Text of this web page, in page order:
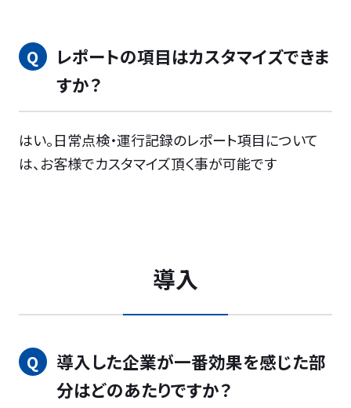
レポートの項目はカスタマイズできま
すか？
はい。日常点検・運行記録のレポート項目について
は、お客様でカスタマイズ頂く事が可能です
導入
導入した企業が一番効果を感じた部
分はどのあたりですか？